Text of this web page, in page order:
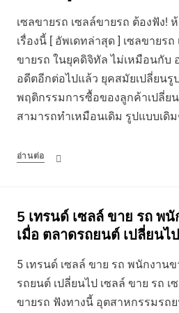
เซลขายรถ เซลล์ขายรถ ต้องฟัง!
เรื่องนี้ [ อัพเดทล่าสุด ] เซลขายร
ขายรถ ในยุคดิจิทัล ไม่เหมือนกับ
อดีตอีกต่อไปแล้ว ยุคสมัยเปลี่ยนรู
พฤติกรรมการซื้อของลูกค้าเปลี่ย
สามารถทำเหมือนเดิม รูปแบบเดิ
อ่านต่อ
5 เทรนด์ เซลล์ ขาย รถ พ
เมื่อ ตลาดรถยนต์ เปลี่ยนไป
5 เทรนด์ เซลล์ ขาย รถ พนักงาน
รถยนต์ เปลี่ยนไป เซลล์ ขาย รถ
ขายรถ ฟังทางนี้ อุตสาหกรรมรถ